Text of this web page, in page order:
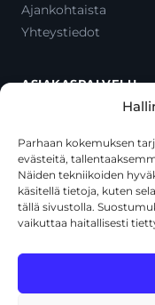
Parhaan kokemuksen
evästeitä,
Näiden tekniikoiden
käsitellä tietoja, kuten
tällä sivustolla.
vaikuttaa haitallisesti
Ajankohtaista
Yhteystiedot
ASIAKASPALVELU
Oma tili
Maksutavat
Toimitustavat
Usein kysytyt
+358 44 270 3795